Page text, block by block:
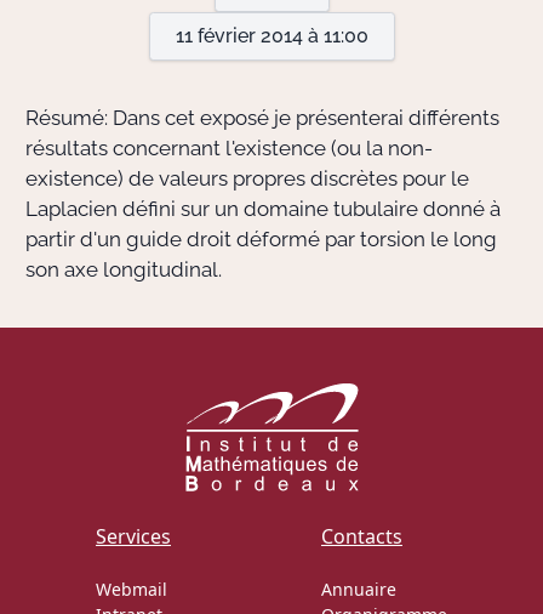
Doctorant·e·s
11 février 2014 à 11:00
Résumé: Dans cet exposé je présenterai différents
résultats concernant l'existence (ou la non-
existence) de valeurs propres discrètes pour le
Laplacien défini sur un domaine tubulaire donné à
partir d'un guide droit déformé par torsion le long
son axe longitudinal.
Services
Webmail
Contacts
Annuaire